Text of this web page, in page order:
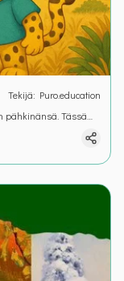
Tekijä: Puro.education
pähkinänsä. Tässä
yhdessä Pihla